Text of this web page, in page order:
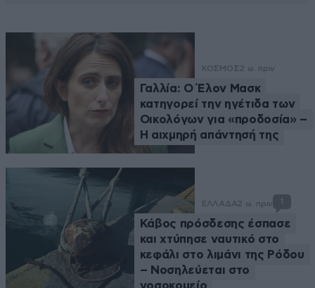
ΚΟΣΜΟΣ2 ω. πριν
Γαλλία: Ο Έλον Μασκ
κατηγορεί την ηγέτιδα των
Οικολόγων για «προδοσία» –
Η αιχμηρή απάντησή της
ΕΛΛΑΔΑ2 ω. πριν 1
Κάβος πρόσδεσης έσπασε
και χτύπησε ναυτικό στο
κεφάλι στο λιμάνι της Ρόδου
– Νοσηλεύεται στο